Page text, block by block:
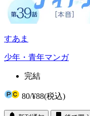
すあま
少年・青年マンガ
完結
80/¥88(税込)